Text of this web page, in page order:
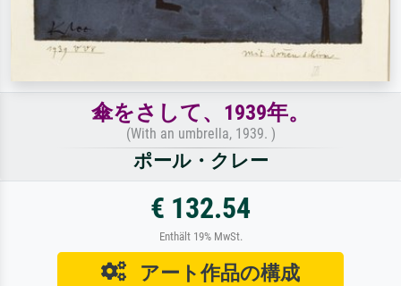
傘をさして、1939年。
(With an umbrella, 1939. )
ポール・クレー
€ 132.54
Enthält 19% MwSt.
アート作品の構成